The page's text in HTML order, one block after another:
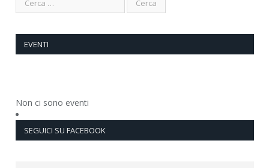
EVENTI
Non ci sono eventi
SEGUICI SU FACEBOOK